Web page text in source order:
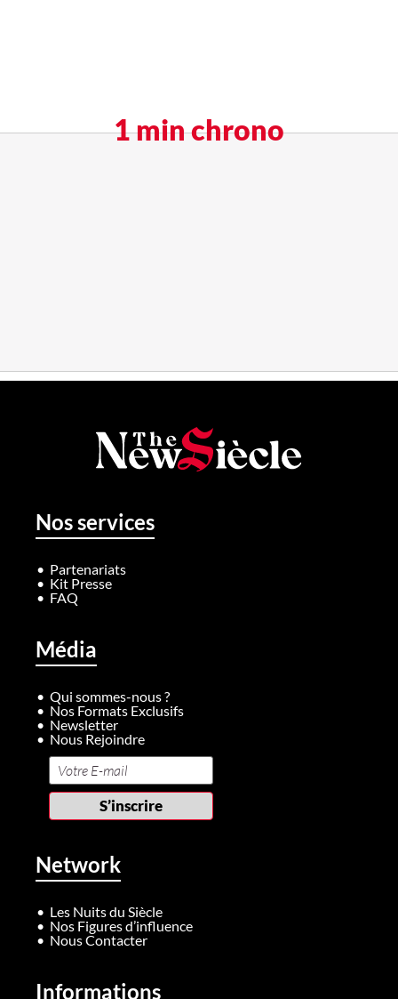
1 min chrono
Nos services
Partenariats
Kit Presse
FAQ
Média
Qui sommes-nous ?
Nos Formats Exclusifs
Newsletter
Nous Rejoindre
Network
Les Nuits du Siècle
Nos Figures d’influence
Nous Contacter
Informations